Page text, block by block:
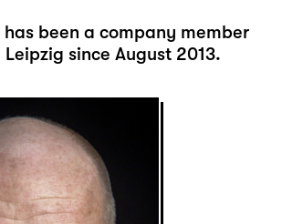
has been a company member
since August 2013.